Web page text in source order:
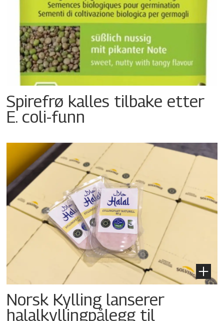
Spirefrø kalles tilbake etter
E. coli-funn
Norsk Kylling lanserer
halalkyllingpålegg til